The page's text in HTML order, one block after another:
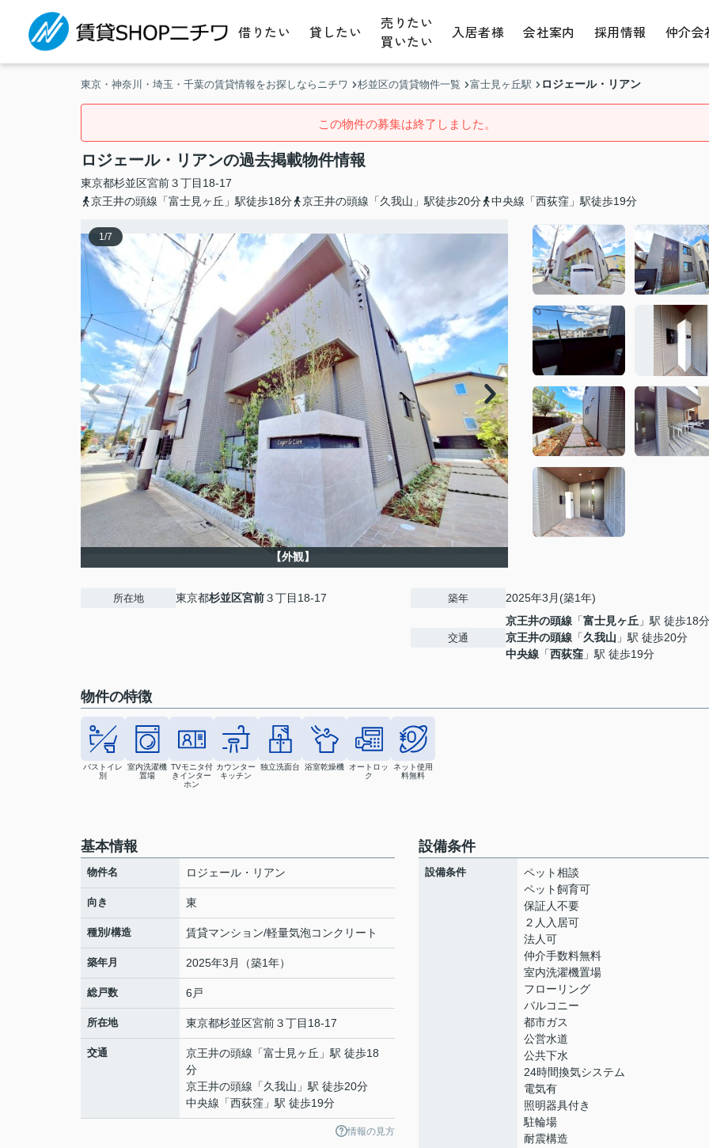
借りたい 貸したい
売りたい
買いたい
入居者様 会社案内 採用情報 仲介会
東京・神奈川・埼玉・千葉の賃貸情報をお探しならニチワ 杉並区の賃貸物件一覧 富士見ヶ丘駅 ロジェール・リアン
この物件の募集は終了しました。
ロジェール・リアンの過去掲載物件情報
東京都杉並区宮前３丁目18-17
京王井の頭線「富士見ヶ丘」駅徒歩18分
京王井の頭線「久我山」駅徒歩20分 中央線「西荻窪」駅徒歩19分
1/7
【外観】
所在地 東京都杉並区宮前３丁目18-17 築年 2025年3月(築1年)
交通
京王井の頭線 「富士見ヶ丘 」駅 徒歩18分
京王井の頭線 「久我山 」駅 徒歩20分
中央線 「西荻窪 」駅 徒歩19分
物件の特徴
バストイレ
別
室内洗濯機
置場
TVモニタ付
きインター
ホン
カウンター
キッチン
独立洗面台 浴室乾燥機
オートロッ
ク
ネット使用
料無料
基本情報
物件名 ロジェール・リアン
向き 東
種別/構造 賃貸マンション/軽量気泡コンクリート
築年月 2025年3月（築1年）
総戸数 6戸
所在地 東京都杉並区宮前３丁目18-17
交通 京王井の頭線 「富士見ヶ丘 」駅 徒歩18
分
京王井の頭線 「久我山 」駅 徒歩20分
中央線 「西荻窪 」駅 徒歩19分
情報の見方
設備条件
設備条件
ペット相談
ペット飼育可
保証人不要
２人入居可
法人可
仲介手数料無料
室内洗濯機置場
フローリング
バルコニー
都市ガス
公営水道
公共下水
24時間換気システム
電気有
照明器具付き
駐輪場
耐震構造